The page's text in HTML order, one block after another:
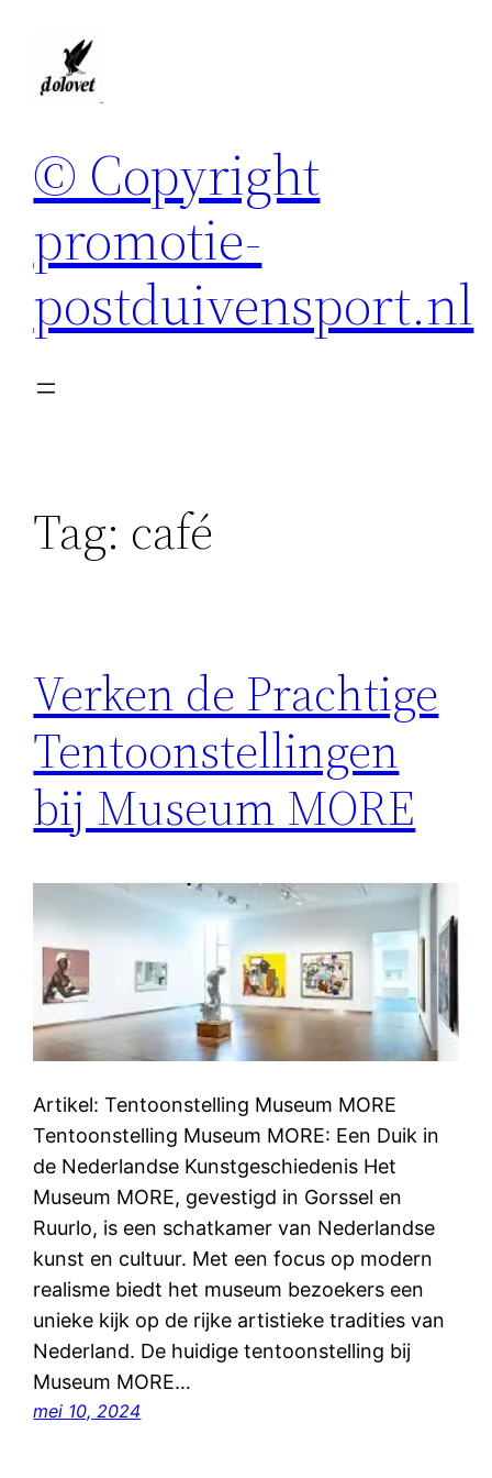
© Copyright
promotie-
postduivensport.nl
Tag: café
Verken de Prachtige
Tentoonstellingen
bij Museum MORE
Artikel: Tentoonstelling Museum MORE
Tentoonstelling Museum MORE: Een Duik in
de Nederlandse Kunstgeschiedenis Het
Museum MORE, gevestigd in Gorssel en
Ruurlo, is een schatkamer van Nederlandse
kunst en cultuur. Met een focus op modern
realisme biedt het museum bezoekers een
unieke kijk op de rijke artistieke tradities van
Nederland. De huidige tentoonstelling bij
Museum MORE…
mei 10, 2024